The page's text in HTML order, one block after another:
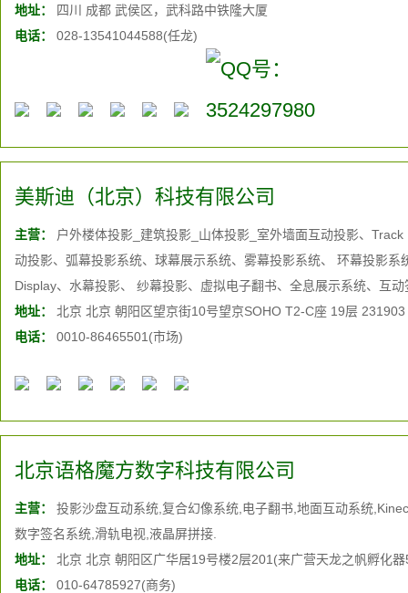
盘、大屏投影融合、触控查询展示系统、体感互动
激光互动橱窗、互动投影球异步控制系统、激光互动数字沙盘、电子
像、全息投影、电视展播屏、广告机、电子相册、电子签名、液晶
雷达多点触控、电容触摸屏一体机、创意液晶拼接、虚拟主持人、虚
拟驾驶、虚拟飞行、虚拟射击、虚拟仿真系统、虚拟试衣、移动终端
院、环幕影院、穹幕影院、折幕影院、LED球幕成像、LED单色屏、
制作、人机对话系统、虚拟讲解员等高科技互动控制展示设备及系统
地址：
四川 成都 武侯区，武科路中铁隆大厦
电话：
028-13541044588(任龙)
美斯迪（北京）科技有限公司
主营：
户外楼体投影_建筑投影_山体投影_室外墙面互动投影、
动投影、弧幕投影系统、球幕展示系统、雾幕投影系统、 环幕投影系
Display、水幕投影、 纱幕投影、虚拟电子翻书、全息展示系统、互
互动、
体感互动、增强现实
地址：
北京 北京 朝阳区望京街10号望京SOHO T2-C座 19层
电话：
0010-86465501(市场)
北京语格魔方数字科技有限公司
主营：
投影沙盘互动系统,复合幻像系统,电子翻书,地面互动系统
数字签名系统,滑轨电视,液晶屏拼接.
地址：
北京 北京 朝阳区广华居19号楼2层201(来广营天龙之帆孵化
电话：
010-64785927(商务)